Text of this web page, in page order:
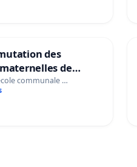
des
de
!
stabilité de nos
communale …